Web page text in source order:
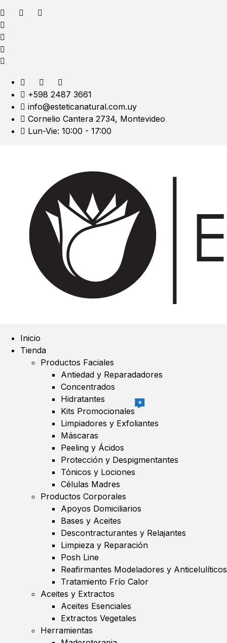
+598 2487 3661
info@esteticanatural.com.uy
Cornelio Cantera 2734, Montevideo
Lun-Vie: 10:00 - 17:00
Inicio
Tienda
Productos Faciales
Antiedad y Reparadadores
Concentrados
Hidratantes
Kits Promocionales
★
Limpiadores y Exfoliantes
Máscaras
Peeling y Ácidos
Protección y Despigmentantes
Tónicos y Lociones
Células Madres
Productos Corporales
Apoyos Domiciliarios
Bases y Aceites
Descontracturantes y Relajantes
Limpieza y Reparación
Posh Line
Reafirmantes Modeladores y Anticelulíticos
Tratamiento Frío Calor
Aceites y Extractos
Aceites Esenciales
Extractos Vegetales
Herramientas